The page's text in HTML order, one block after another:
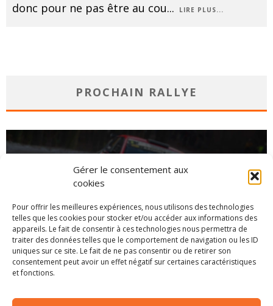
Gérer le consentement aux
cookies
Pour offrir les meilleures expériences, nous utilisons des technologies
telles que les cookies pour stocker et/ou accéder aux informations des
appareils. Le fait de consentir à ces technologies nous permettra de
traiter des données telles que le comportement de navigation ou les ID
uniques sur ce site. Le fait de ne pas consentir ou de retirer son
consentement peut avoir un effet négatif sur certaines caractéristiques
et fonctions.
donc pour ne pas être au cou... LIRE PLUS...
PROCHAIN RALLYE